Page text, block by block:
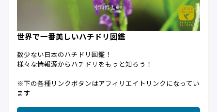
世界で一番美しいハチドリ図鑑
数少ない日本のハチドリ図鑑！
様々な情報源からハチドリをもっと知ろう！
※下の各種リンクボタンはアフィリエイトリンクになってい
ます